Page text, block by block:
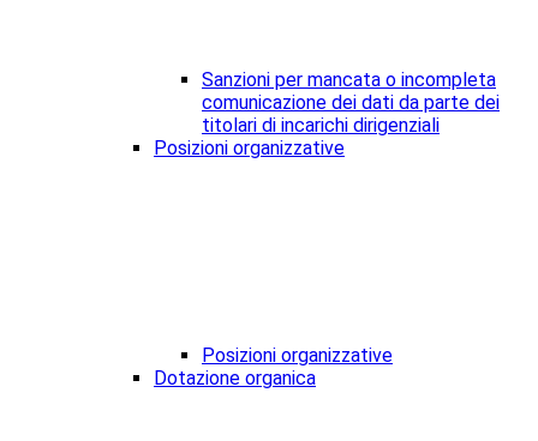
Sanzioni per mancata o incompleta
comunicazione dei dati da parte dei
titolari di incarichi dirigenziali
Posizioni organizzative
Posizioni organizzative
Dotazione organica